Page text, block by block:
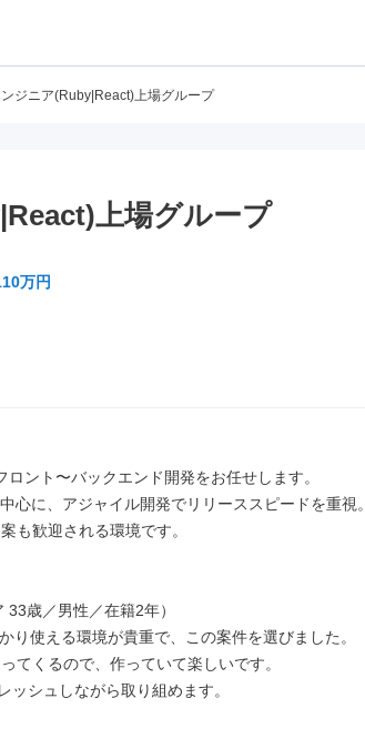
ジニア(Ruby|React)上場グループ
上場グループ
万円
ント〜バックエンド開発をお任せします。
心に、アジャイル開発でリリーススピードを重視。
も歓迎される環境です。
33歳／男性／在籍2年）
り使える環境が貴重で、この案件を選びました。
てくるので、作っていて楽しいです。
ッシュしながら取り組めます。